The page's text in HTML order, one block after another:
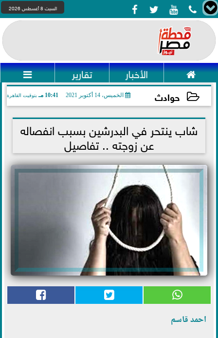
    السبت 8 أغسطس 2026
 الأخبار تقارير 
حوادث الخميس، 14 أكتوبر 2021 10:41 مـ بتوقيت القاهرة
2021-10-14 22:41:59
شاب ينتحر في البدرشين بسبب انفصاله
عن زوجته .. تفاصيل
احمد قاسم